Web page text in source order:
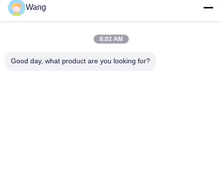
les vis d'acier inoxydable de 10mm 100mm 150mm, tête de
bride d'acier inoxydable boulonne métrique
Fil principal fraisé par double d'entraînement de Pozi de vis
Wang
8:02 AM
Good day, what product are you looking for?